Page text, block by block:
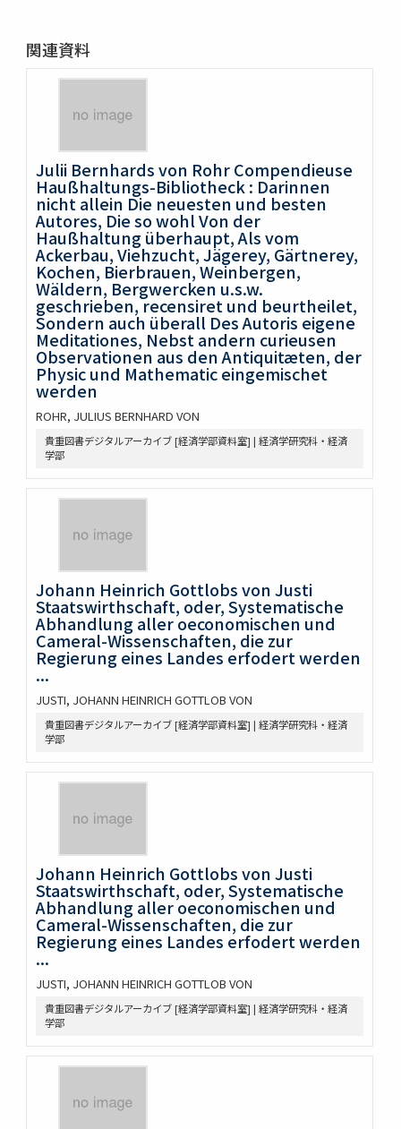
関連資料
Julii Bernhards von Rohr Compendieuse
Haußhaltungs-Bibliotheck : Darinnen
nicht allein Die neuesten und besten
Autores, Die so wohl Von der
Haußhaltung überhaupt, Als vom
Ackerbau, Viehzucht, Jägerey, Gärtnerey,
Kochen, Bierbrauen, Weinbergen,
Wäldern, Bergwercken u.s.w.
geschrieben, recensiret und beurtheilet,
Sondern auch überall Des Autoris eigene
Meditationes, Nebst andern curieusen
Observationen aus den Antiquitæten, der
Physic und Mathematic eingemischet
werden
ROHR, JULIUS BERNHARD VON
貴重図書デジタルアーカイブ [経済学部資料室] | 経済学研究科・経済
学部
Johann Heinrich Gottlobs von Justi
Staatswirthschaft, oder, Systematische
Abhandlung aller oeconomischen und
Cameral-Wissenschaften, die zur
Regierung eines Landes erfodert werden
...
JUSTI, JOHANN HEINRICH GOTTLOB VON
貴重図書デジタルアーカイブ [経済学部資料室] | 経済学研究科・経済
学部
Johann Heinrich Gottlobs von Justi
Staatswirthschaft, oder, Systematische
Abhandlung aller oeconomischen und
Cameral-Wissenschaften, die zur
Regierung eines Landes erfodert werden
...
JUSTI, JOHANN HEINRICH GOTTLOB VON
貴重図書デジタルアーカイブ [経済学部資料室] | 経済学研究科・経済
学部